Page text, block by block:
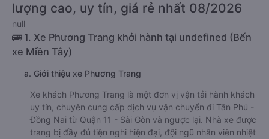
lượng cao, uy tín, giá rẻ nhất 08/2026
null
🚌 1. Xe Phương Trang khởi hành tại undefined (Bến
xe Miền Tây)
a. Giới thiệu xe Phương Trang
Xe khách Phương Trang là một đơn vị vận tải hành khách
uy tín, chuyên cung cấp dịch vụ vận chuyển đi Tân Phú -
Đồng Nai từ Quận 11 - Sài Gòn và ngược lại. Nhà xe được
trang bị đầy đủ tiện nghi hiện đại, đội ngũ nhân viên nhiệt